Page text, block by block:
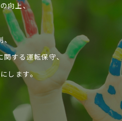
向上、
、
関する運転保守、
します。